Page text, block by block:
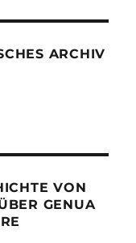
ARCHIV
VON
GENUA